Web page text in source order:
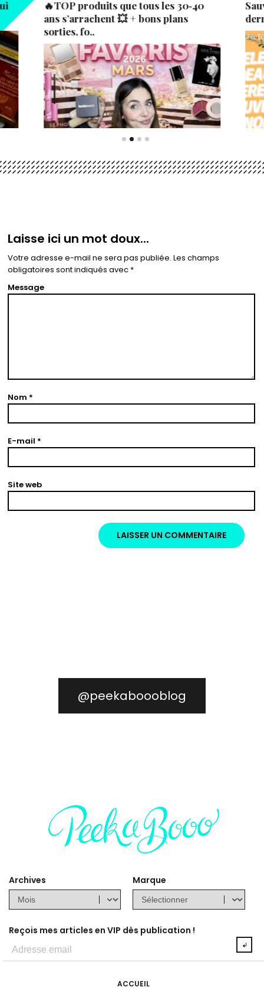
🔥TOP produits que tous les 30‑40
ans s’arrachent 💥 + bons plans
sorties, fo..
Laisse ici un mot doux...
Votre adresse e-mail ne sera pas publiée. Les champs
obligatoires sont indiqués avec *
Message
Nom *
E-mail *
Site web
@peekaboooblog
Archives Marque
Reçois mes articles en VIP dès publication !
ACCUEIL